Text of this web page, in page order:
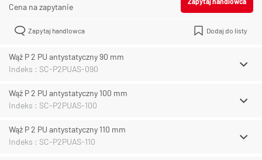
Cena na zapytanie
Zapytaj handlowca Dodaj do listy
Wąż P 2 PU antystatyczny 90 mm
Indeks : SC-P2PUAS-090
Wąż P 2 PU antystatyczny 100 mm
Indeks : SC-P2PUAS-100
Wąż P 2 PU antystatyczny 110 mm
Indeks : SC-P2PUAS-110